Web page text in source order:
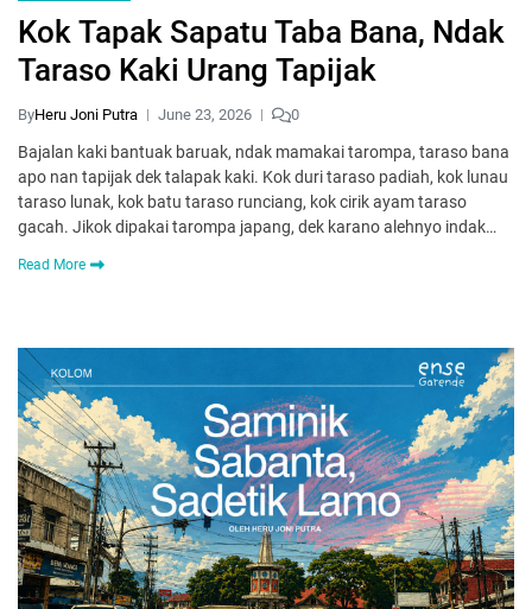
‎Kok Tapak Sapatu Taba Bana, ‎Ndak
Taraso Kaki Urang Tapijak‎‎
ByHeru Joni Putra June 23, 2026 0
Bajalan kaki bantuak baruak, ndak mamakai tarompa, taraso bana
apo nan tapijak dek talapak kaki. Kok duri taraso padiah, kok lunau
taraso lunak, kok batu taraso runciang, kok cirik ayam taraso
gacah. Jikok dipakai tarompa japang, dek karano alehnyo indak…
Read More